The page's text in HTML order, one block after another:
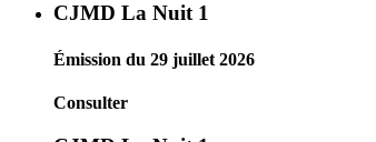
CJMD La Nuit 1
Émission du 29 juillet 2026
Consulter